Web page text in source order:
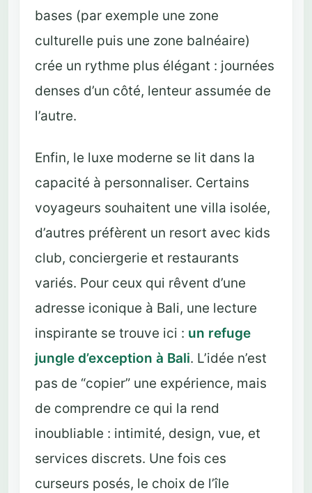
bases (par exemple une zone
culturelle puis une zone balnéaire)
crée un rythme plus élégant : journées
denses d’un côté, lenteur assumée de
l’autre.
Enfin, le luxe moderne se lit dans la
capacité à personnaliser. Certains
voyageurs souhaitent une villa isolée,
d’autres préfèrent un resort avec kids
club, conciergerie et restaurants
variés. Pour ceux qui rêvent d’une
adresse iconique à Bali, une lecture
inspirante se trouve ici : un refuge
jungle d’exception à Bali. L’idée n’est
pas de “copier” une expérience, mais
de comprendre ce qui la rend
inoubliable : intimité, design, vue, et
services discrets. Une fois ces
curseurs posés, le choix de l’île